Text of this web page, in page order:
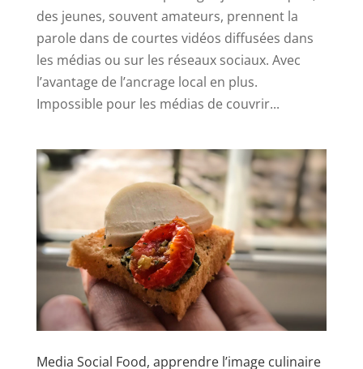
des jeunes, souvent amateurs, prennent la
parole dans de courtes vidéos diffusées dans
les médias ou sur les réseaux sociaux. Avec
l’avantage de l’ancrage local en plus.
Impossible pour les médias de couvrir...
Media Social Food, apprendre l’image culinaire